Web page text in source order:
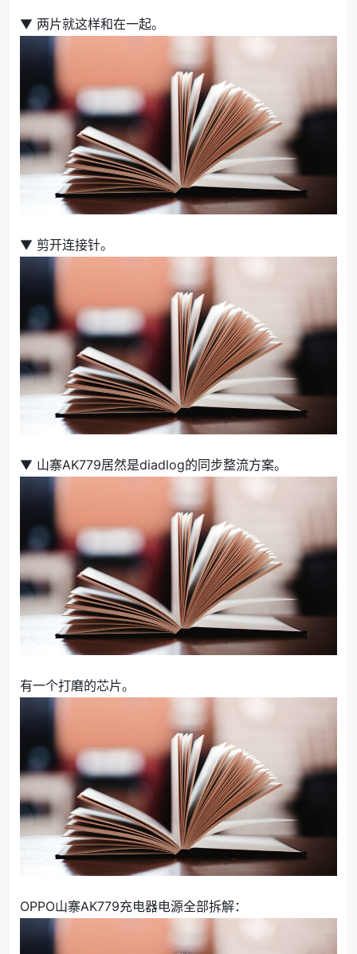
▼ 两片就这样和在一起。
▼ 剪开连接针。
▼ 山寨AK779居然是diadlog的同步整流方案。
有一个打磨的芯片。
OPPO山寨AK779充电器电源全部拆解：